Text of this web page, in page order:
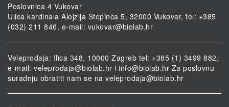
Poslovnica 4 Vukovar
Ulica kardinala Alojzija Stepinca 5, 32000 Vukovar, tel: +385
(032) 211 846, e-mail: vukovar@biolab.hr
Veleprodaja: Ilica 348, 10000 Zagreb tel: +385 (1) 3499 882,
e-mail: veleprodaja@biolab.hr i info@biolab.hr Za poslovnu
suradnju obratiti nam se na veleprodaja@biolab.hr